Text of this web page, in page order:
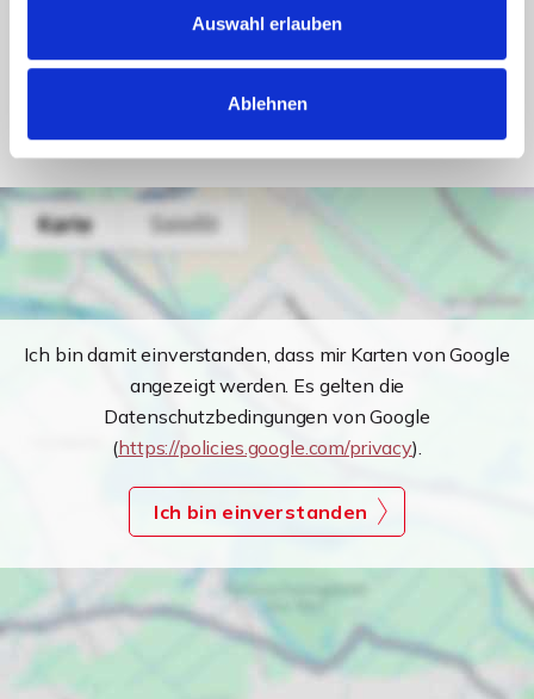
Auswahl erlauben
Ablehnen
Energieausweis Gebäudeart
Wohngebäude
Heizung
Zentralheizung
Ich bin damit einverstanden, dass mir Karten von Google
angezeigt werden. Es gelten die
Datenschutzbedingungen von Google
(https://policies.google.com/privacy).
Ich bin einverstanden